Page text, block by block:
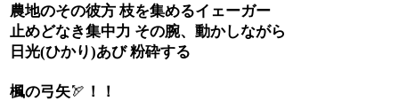
農地のその彼方 枝を集めるイェーガー
止めどなき集中力 その腕、動かしながら
日光(ひかり)あび 粉砕する
楓の弓矢🏹 ！！